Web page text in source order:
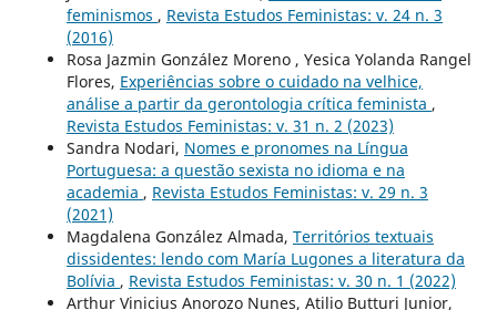
feminismos , Revista Estudos Feministas: v. 24 n. 3
(2016)
Rosa Jazmin González Moreno , Yesica Yolanda Rangel
Flores, Experiências sobre o cuidado na velhice,
análise a partir da gerontologia crítica feminista ,
Revista Estudos Feministas: v. 31 n. 2 (2023)
Sandra Nodari, Nomes e pronomes na Língua
Portuguesa: a questão sexista no idioma e na
academia , Revista Estudos Feministas: v. 29 n. 3
(2021)
Magdalena González Almada, Territórios textuais
dissidentes: lendo com María Lugones a literatura da
Bolívia , Revista Estudos Feministas: v. 30 n. 1 (2022)
Arthur Vinicius Anorozo Nunes, Atilio Butturi Junior,